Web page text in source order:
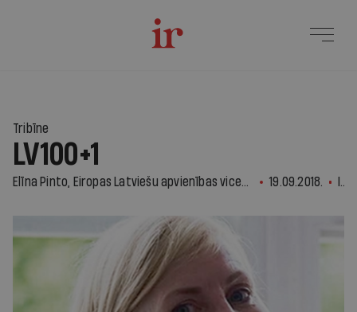
Tribīne
LV100+1
Elīna Pinto, Eiropas Latviešu apvienības vicepriekšsēde 19.09.2018. IR